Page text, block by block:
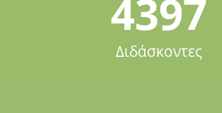
4397
Διδάσκοντες